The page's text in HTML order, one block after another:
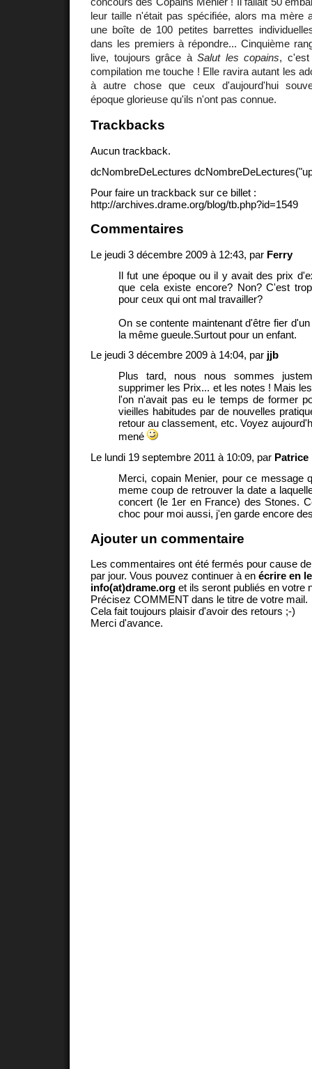
leur taille n'était pas spécifiée, alors ma mère
une boîte de 100 petites barrettes
dans les premiers à répondre... Cinquième
live, toujours grâce àSalut les copains, c'est
compilation me touche ! Elle ravira autant les
à autre chose que ceux d'aujourd'hui
époque glorieuse qu'ils n'ont pas connue.
Trackbacks
Aucun trackback.
dcNombreDeLectures
Pour faire un trackback sur ce billet :
http://archives.drame.org/blog/tb.php?id=1549
Commentaires
Le jeudi 3 décembre 2009 à 12:43, par Ferry
Il fut une époque ou il y avait des prix
que cela existe encore? Non? C'est
pour ceux qui ont mal travailler?
On se contente maintenant d'être fier
la même gueule.Surtout pour un enfant.
Le jeudi 3 décembre 2009 à 14:04, par jjb
Plus tard, nous nous sommes
supprimer les Prix... et les notes ! Mais
l'on n'avait pas eu le temps de former
vieilles habitudes par de nouvelles
retour au classement, etc. Voyez
mené
Le lundi 19 septembre 2011 à 10:09, par Patrice
Merci, copain Menier, pour ce message
meme coup de retrouver la date a
concert (le 1er en France) des Stones.
choc pour moi aussi, j'en garde encore
Ajouter un commentaire
Les commentaires ont été fermés pour cause
par jour. Vous pouvez continuer à en écrire en
info(at)drame.org et ils seront publiés en votre
Précisez COMMENT dans le titre de votre mail.
Cela fait toujours plaisir d'avoir des retours ;-)
Merci d'avance.